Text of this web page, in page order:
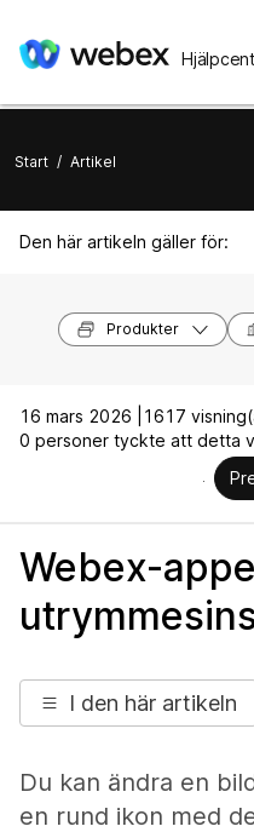
Start / Artikel
Den här artikeln gäller för:
Produkter
16 mars 2026 |
1617
0 personer tyckte att detta
Webex-
I den här artikeln
Du kan ändra en
en rund ikon med